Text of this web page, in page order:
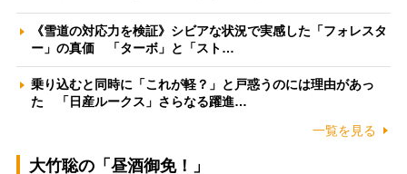
《雪道の対応力を検証》シビアな状況で実感した「フォレスタ
ー」の真価 「ターボ」と「スト…
乗り込むと同時に「これが軽？」と戸惑うのには理由があっ
た 「日産ルークス」さらなる躍進…
一覧を見る
大竹聡の「昼酒御免！」